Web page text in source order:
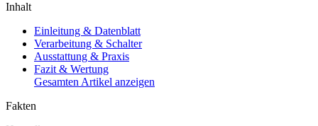
Inhalt
Einleitung & Datenblatt
Verarbeitung & Schalter
Ausstattung & Praxis
Fazit & Wertung
Gesamten Artikel anzeigen
Fakten